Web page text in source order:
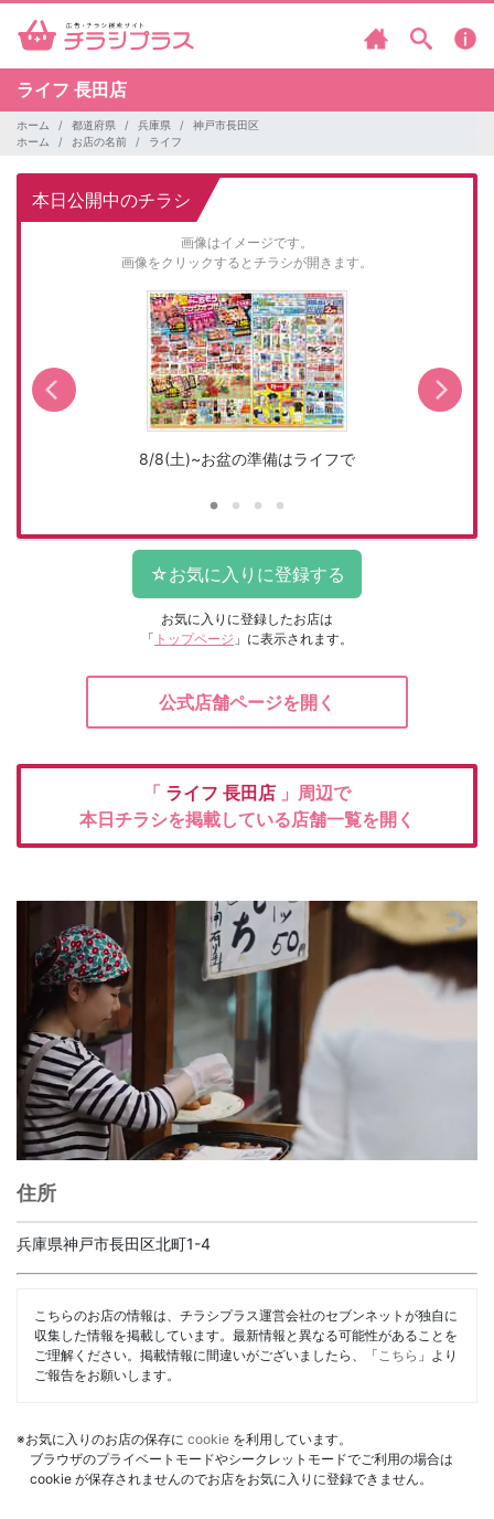
ライフ 長田店
ホーム 都道府県 兵庫県
神戸市長田区
ホーム
お店の名前 ライフ
本日公開中のチラシ
画像はイメージです。
画像をクリックするとチラシが開きます。
8/8(土)~お盆の準備はライフで
お気に入りに登録したお店は
「 トップページ 」に表示されます。
公式店舗ページを開く
「 ライフ 長田店 」周辺で
本日チラシを掲載している店舗一覧を開く
住所
兵庫県神戸市長田区北町1-4
こちらのお店の情報は、チラシプラス運営会社のセブンネットが独自に
収集した情報を掲載しています。最新情報と異なる可能性があることを
ご理解ください。掲載情報に間違いがございましたら、「 こちら 」より
ご報告をお願いします。
※お気に入りのお店の保存に cookie を利用しています。
ブラウザのプライベートモードやシークレットモードでご利用の場合は
cookie が保存されませんのでお店をお気に入りに登録できません。